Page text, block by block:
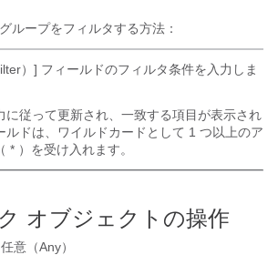
ループをフィルタする方法：
）] フィールドのフィルタ条件を入力しま
に従って更新され、一致する項目が表示され
ルドは、ワイルドカードとして 1 つ以上のア
* ）を受け入れます。
オブジェクトの操作
任意（Any）